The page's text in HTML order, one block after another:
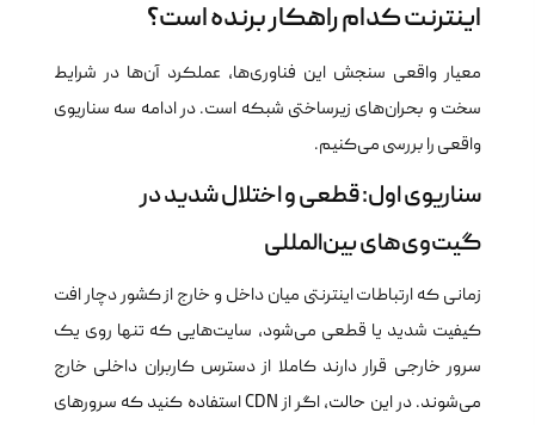
اینترنت کدام راهکار برنده است؟
معیار واقعی سنجش این فناوری‌ها، عملکرد آن‌ها در شرایط
سخت و بحران‌های زیرساختی شبکه است. در ادامه سه سناریوی
واقعی را بررسی می‌کنیم.
سناریوی اول: قطعی و اختلال شدید در
گیت‌وی‌های بین‌المللی
زمانی که ارتباطات اینترنتی میان داخل و خارج از کشور دچار افت
کیفیت شدید یا قطعی می‌شود، سایت‌هایی که تنها روی یک
سرور خارجی قرار دارند کاملا از دسترس کاربران داخلی خارج
می‌شوند. در این حالت، اگر از CDN استفاده کنید که سرورهای